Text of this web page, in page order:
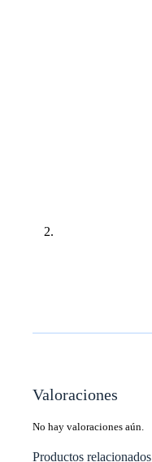
Valoraciones
No hay valoraciones aún.
Productos relacionados